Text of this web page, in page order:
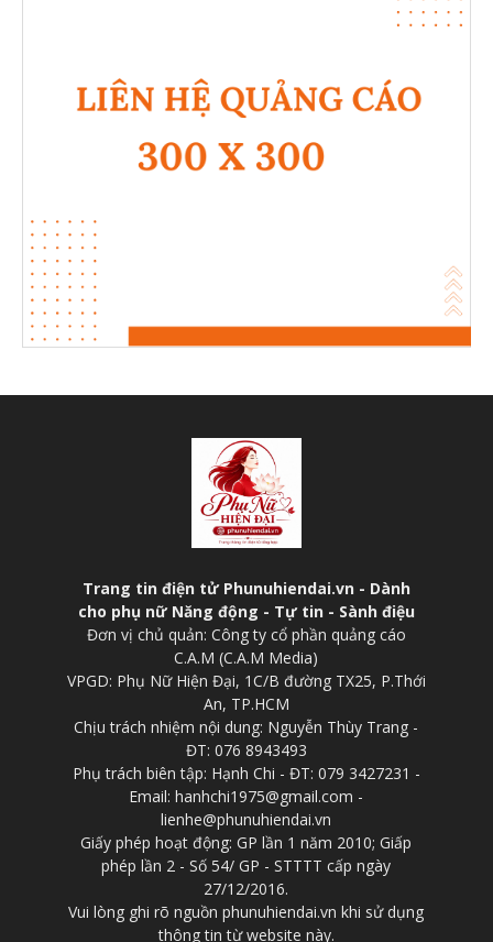
Trang tin điện tử Phunuhiendai.vn - Dành
cho phụ nữ Năng động - Tự tin - Sành điệu
Đơn vị chủ quản: Công ty cổ phần quảng cáo
C.A.M (C.A.M Media)
VPGD: Phụ Nữ Hiện Đại, 1C/B đường TX25, P.Thới
An, TP.HCM
Chịu trách nhiệm nội dung: Nguyễn Thùy Trang -
ĐT: 076 8943493
Phụ trách biên tập: Hạnh Chi - ĐT: 079 3427231 -
Email: hanhchi1975@gmail.com -
lienhe@phunuhiendai.vn
Giấy phép hoạt động: GP lần 1 năm 2010; Giấp
phép lần 2 - Số 54/ GP - STTTT cấp ngày
27/12/2016.
Vui lòng ghi rõ nguồn phunuhiendai.vn khi sử dụng
thông tin từ website này.